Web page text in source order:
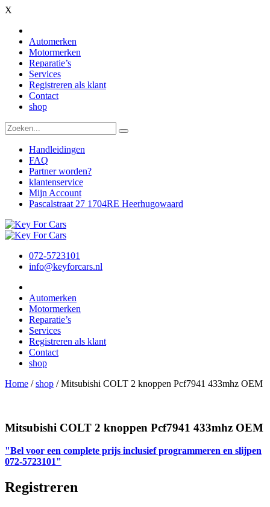
X
Automerken
Motormerken
Reparatie’s
Services
Registreren als klant
Contact
shop
Handleidingen
FAQ
Partner worden?
klantenservice
Mijn Account
Pascalstraat 27 1704RE Heerhugowaard
072-5723101
info@keyforcars.nl
Automerken
Motormerken
Reparatie’s
Services
Registreren als klant
Contact
shop
Home /shop /Mitsubishi COLT 2 knoppen Pcf7941 433mhz OEM
Mitsubishi COLT 2 knoppen Pcf7941 433mhz OEM
"Bel voor een complete prijs inclusief programmeren en slijpen
072-5723101"
Registreren